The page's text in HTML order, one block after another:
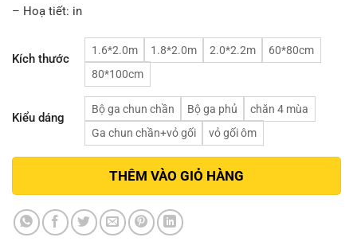
– Hoạ tiết: in
Kích thước
1.6*2.0m 1.8*2.0m 2.0*2.2m
60*80cm
80*100cm
Kiểu dáng
Bộ ga chun chần Bộ ga phủ
chăn 4 mùa
Ga chun chần+vỏ gối
vỏ gối ôm
THÊM VÀO GIỎ HÀNG